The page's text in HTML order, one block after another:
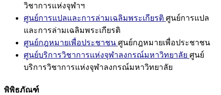
วิชาการแห่งจุฬาฯ
ศูนย์การแปลและการล่ามเฉลิมพระเกียรติ ศูนย์การแปล
และการล่ามเฉลิมพระเกียรติ
ศูนย์กฎหมายเพื่อประชาชน ศูนย์กฎหมายเพื่อประชาชน
ศูนย์บริการวิชาการแห่งจุฬาลงกรณ์มหาวิทยาลัย ศูนย์
บริการวิชาการแห่งจุฬาลงกรณ์มหาวิทยาลัย
พิพิธภัณฑ์